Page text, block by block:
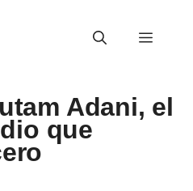
Menú
Adani, el
que